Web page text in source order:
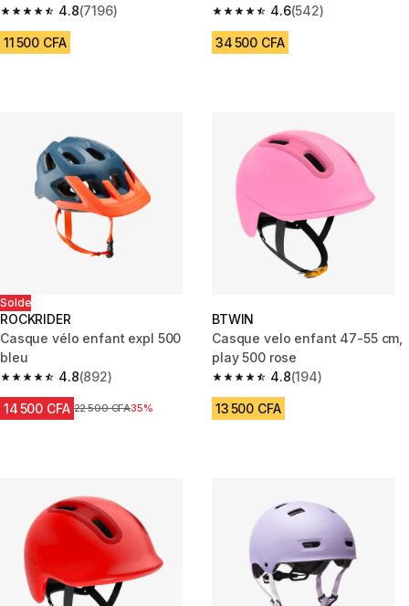
4.8
4.8 out of 5 stars from 7196 reviews
(7196)
11 500 CFA
4.6
4.6 out of 5 stars from 542
(542)
34 500 CFA
Solde
ROCKRIDER
Casque vélo enfant expl 500
bleu
4.8
4.8 out of 5 stars from 892 reviews
(892)
14 500 CFA Prix avant réduction
22 500 CFA35%
BTWIN
Casque velo enfant 47-55 cm,
play 500 rose
4.8
4.8 out of 5 stars from 194
(194)
13 500 CFA